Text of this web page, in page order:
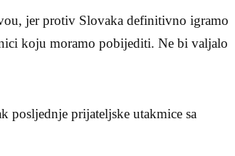
jer protiv Slovaka definitivno igramo
koju moramo pobijediti. Ne bi valjalo
posljednje prijateljske utakmice sa